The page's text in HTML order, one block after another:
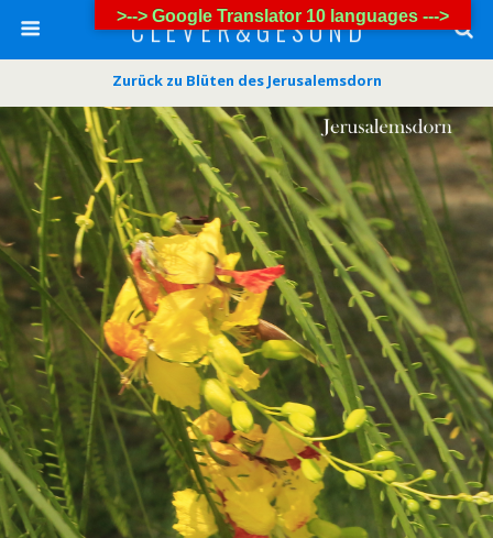
C L E V E R & G E S U N D
Zurück zu Blüten des Jerusalemsdorn
>--> Google Translator 10 languages --->